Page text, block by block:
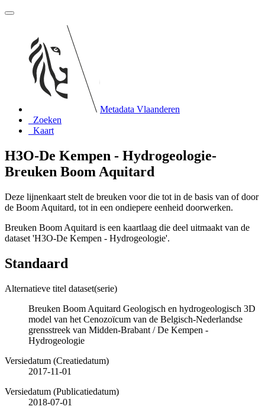
Metadata Vlaanderen
Zoeken
Kaart
H3O-De Kempen - Hydrogeologie-
Breuken Boom Aquitard
Deze lijnenkaart stelt de breuken voor die tot in de basis van of door
de Boom Aquitard, tot in een ondiepere eenheid doorwerken.
Breuken Boom Aquitard is een kaartlaag die deel uitmaakt van de
dataset 'H3O-De Kempen - Hydrogeologie'.
Standaard
Alternatieve titel dataset(serie)
Breuken Boom Aquitard Geologisch en hydrogeologisch 3D
model van het Cenozoïcum van de Belgisch-Nederlandse
grensstreek van Midden-Brabant / De Kempen -
Hydrogeologie
Versiedatum (Creatiedatum)
2017-11-01
Versiedatum (Publicatiedatum)
2018-07-01